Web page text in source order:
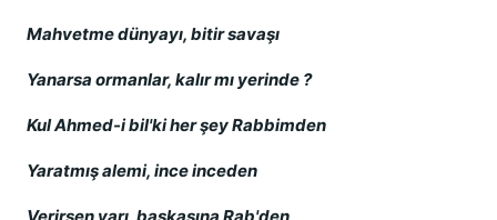
Mahvetme dünyayı, bitir savaşı
Yanarsa ormanlar, kalır mı yerinde ?
Kul Ahmed-i bil'ki her şey Rabbimden
Yaratmış alemi, ince inceden